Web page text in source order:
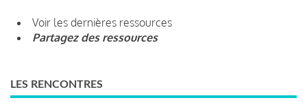
Voir les dernières ressources
Partagez des ressources
LES RENCONTRES